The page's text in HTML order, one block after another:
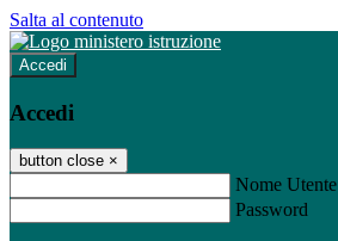
Salta al contenuto
Accedi
Accedi
button close ×
Nome Utente
Password